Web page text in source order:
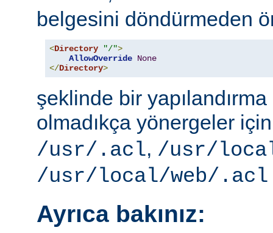
belgesini döndürmeden
<Directory "/">
AllowOverride None
</Directory>
şeklinde bir
olmadıkça yönergeler
/usr/.acl, /usr/
/usr/local/web/.acl
Ayrıca bakınız: